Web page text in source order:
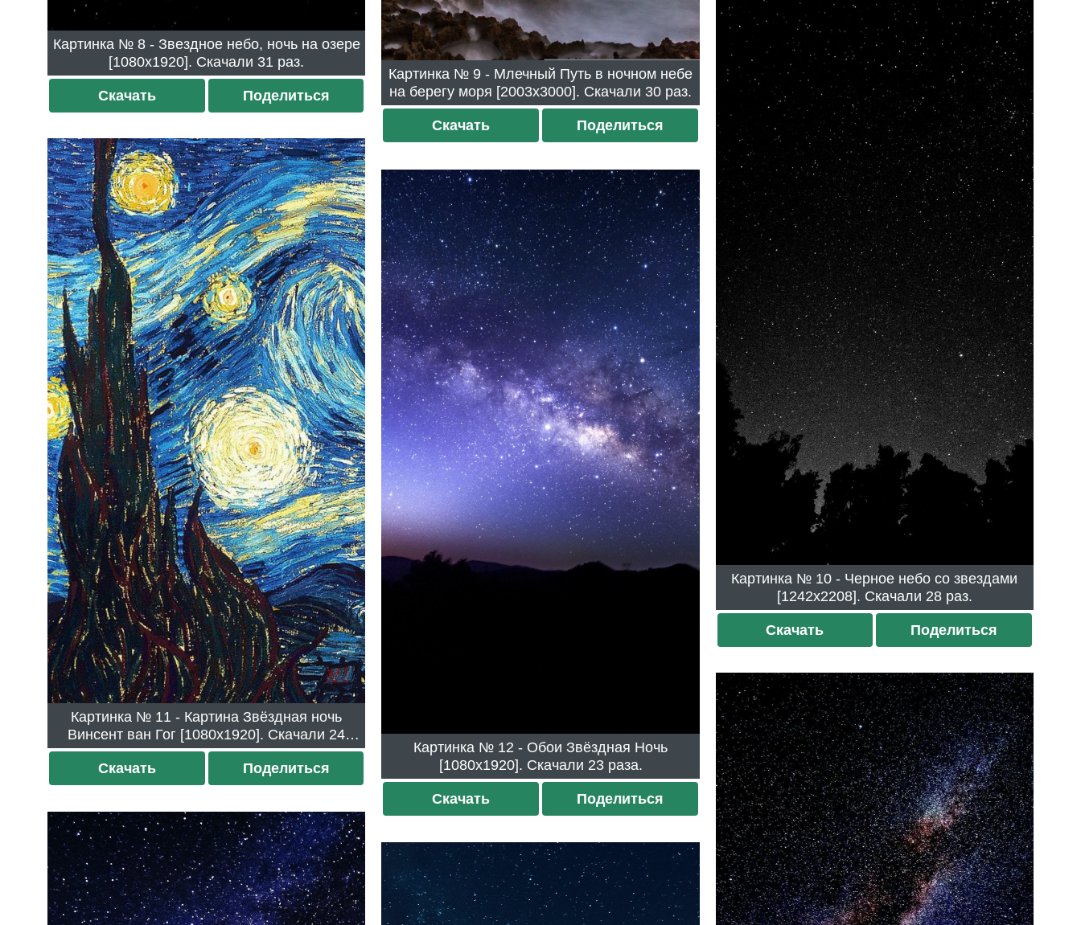
Картинка № 8 - Звездное небо, ночь на озере
[1080x1920]. Скачали 31 раз.
Скачать Поделиться
Картинка № 9 - Млечный Путь в ночном небе
на берегу моря [2003x3000]. Скачали 30 раз.
Скачать Поделиться
Картинка № 10 - Черное небо со звездами
[1242x2208]. Скачали 28 раз.
Скачать Поделиться
Картинка № 11 - Картина Звёздная ночь
Винсент ван Гог [1080x1920]. Скачали 24
раза.
Скачать
Поделиться
Картинка № 12 - Обои Звёздная Ночь
[1080x1920]. Скачали 23 раза.
Скачать Поделиться